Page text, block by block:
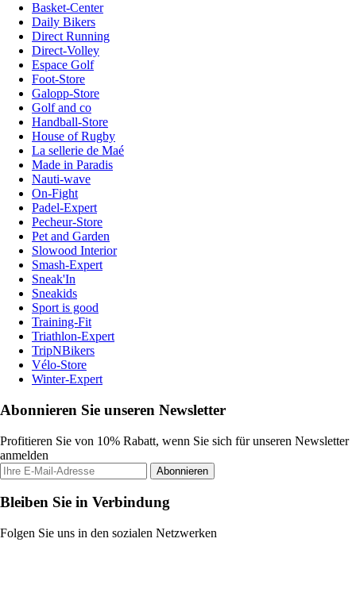
Basket-Center
Daily Bikers
Direct Running
Direct-Volley
Espace Golf
Foot-Store
Galopp-Store
Golf and co
Handball-Store
House of Rugby
La sellerie de Maé
Made in Paradis
Nauti-wave
On-Fight
Padel-Expert
Pecheur-Store
Pet and Garden
Slowood Interior
Smash-Expert
Sneak'In
Sneakids
Sport is good
Training-Fit
Triathlon-Expert
TripNBikers
Vélo-Store
Winter-Expert
Abonnieren Sie unseren Newsletter
Profitieren Sie von 10% Rabatt, wenn Sie sich für unseren Newsletter
anmelden
Abonnieren
Bleiben Sie in Verbindung
Folgen Sie uns in den sozialen Netzwerken